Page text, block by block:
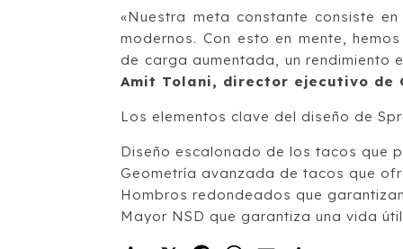
«Nuestra meta constante consiste
modernos. Con esto en mente,
de carga aumentada, un rendimiento
Amit Tolani, director ejecutivo de
Los elementos clave del diseño de
Diseño escalonado de los tacos que
Geometría avanzada de tacos que
Hombros redondeados que
Mayor NSD que garantiza una vida